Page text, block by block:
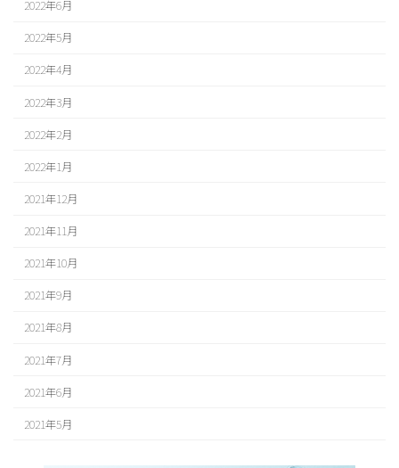
2022年6月
2022年5月
2022年4月
2022年3月
2022年2月
2022年1月
2021年12月
2021年11月
2021年10月
2021年9月
2021年8月
2021年7月
2021年6月
2021年5月